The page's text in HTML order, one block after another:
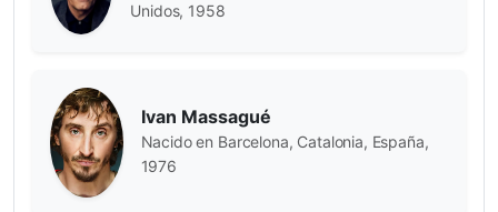
Unidos, 1958
Ivan Massagué
Nacido en Barcelona, Catalonia, España,
1976